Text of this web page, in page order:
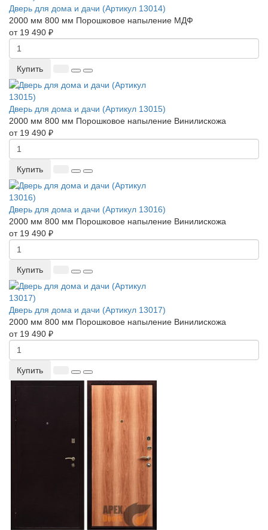
Дверь для дома и дачи (Артикул 13014)
2000 мм 800 мм Порошковое напыление МДФ
от 19 490 ₽
Купить
Дверь для дома и дачи (Артикул 13015)
2000 мм 800 мм Порошковое напыление Винилискожа
от 19 490 ₽
Купить
Дверь для дома и дачи (Артикул 13016)
2000 мм 800 мм Порошковое напыление Винилискожа
от 19 490 ₽
Купить
Дверь для дома и дачи (Артикул 13017)
2000 мм 800 мм Порошковое напыление Винилискожа
от 19 490 ₽
Купить